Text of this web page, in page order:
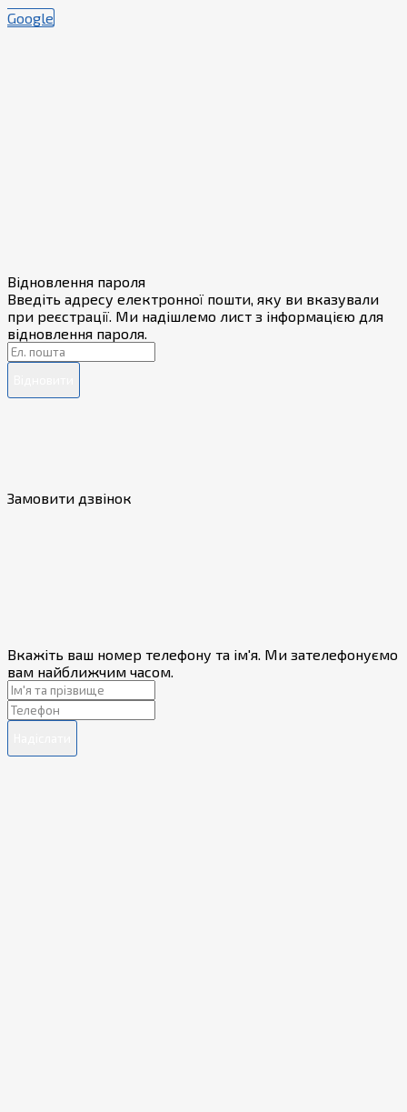
Google
Відновлення пароля
Введіть адресу електронної пошти, яку ви вказували
при реєстрації. Ми надішлемо лист з інформацією для
відновлення пароля.
Замовити дзвінок
Вкажіть ваш номер телефону та ім'я. Ми зателефонуємо
вам найближчим часом.